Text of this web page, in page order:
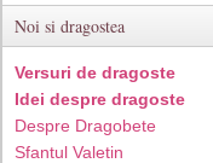
Noi si dragostea
Versuri de dragoste
Idei despre dragoste
Despre Dragobete
Sfantul Valetin